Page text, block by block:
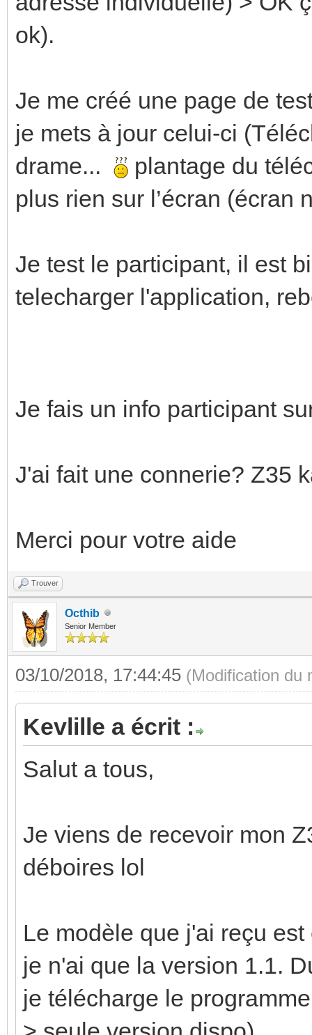
ok).
Je me créé une page de
je mets à jour celui-ci
drame...
plantage du
plus rien sur l’écran
Je test le participant, il est
telecharger l'application,
Je fais un info participant
J'ai fait une connerie? Z35
Merci pour votre aide
Trouver
Octhib
Senior Member
03/10/2018, 17:44:45 (Modification du
Kevlille a écrit :
Salut a tous,
Je viens de recevoir mon
déboires lol
Le modèle que j'ai reçu
je n'ai que la version 1.1.
je télécharge le